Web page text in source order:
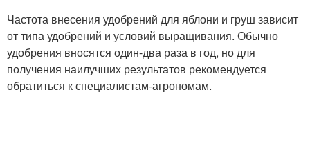
Частота внесения удобрений для яблони и груш зависит
от типа удобрений и условий выращивания. Обычно
удобрения вносятся один-два раза в год, но для
получения наилучших результатов рекомендуется
обратиться к специалистам-агрономам.